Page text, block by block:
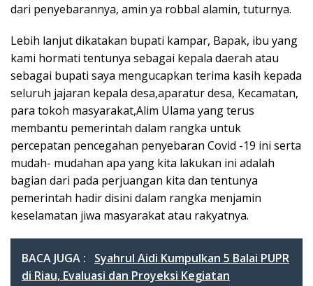
dari penyebarannya, amin ya robbal alamin, tuturnya.
Lebih lanjut dikatakan bupati kampar, Bapak, ibu yang
kami hormati tentunya sebagai kepala daerah atau
sebagai bupati saya mengucapkan terima kasih kepada
seluruh jajaran kepala desa,aparatur desa, Kecamatan,
para tokoh masyarakat,Alim Ulama yang terus
membantu pemerintah dalam rangka untuk
percepatan pencegahan penyebaran Covid -19 ini serta
mudah- mudahan apa yang kita lakukan ini adalah
bagian dari pada perjuangan kita dan tentunya
pemerintah hadir disini dalam rangka menjamin
keselamatan jiwa masyarakat atau rakyatnya.
BACA JUGA :
Syahrul Aidi Kumpulkan 5 Balai PUPR
di Riau, Evaluasi dan Proyeksi Kegiatan